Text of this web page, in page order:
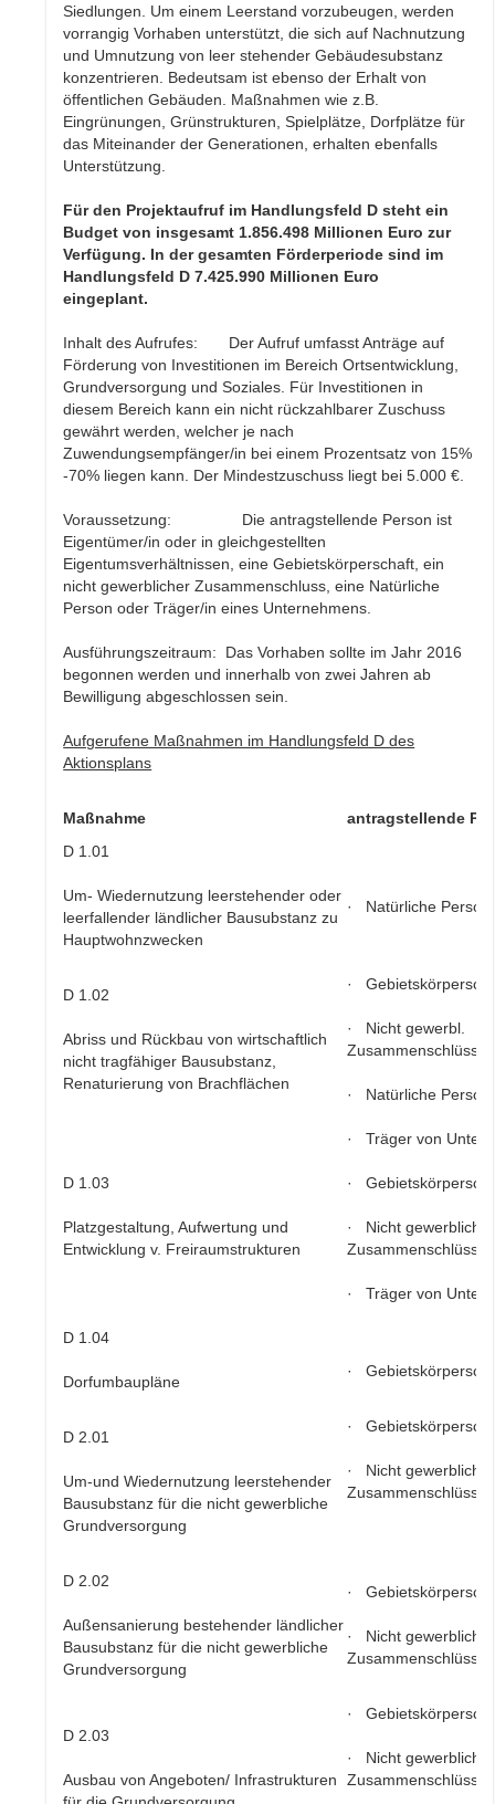
Siedlungen. Um einem Leerstand vorzubeugen, werden
vorrangig Vorhaben unterstützt, die sich auf Nachnutzung
und Umnutzung von leer stehender Gebäudesubstanz
konzentrieren. Bedeutsam ist ebenso der Erhalt von
öffentlichen Gebäuden. Maßnahmen wie z.B.
Eingrünungen, Grünstrukturen, Spielplätze, Dorfplätze für
das Miteinander der Generationen, erhalten ebenfalls
Unterstützung.
Für den Projektaufruf im Handlungsfeld D steht ein
Budget von insgesamt 1.856.498 Millionen Euro zur
Verfügung. In der gesamten Förderperiode sind im
Handlungsfeld D 7.425.990 Millionen Euro
eingeplant.
Inhalt des Aufrufes: Der Aufruf umfasst Anträge auf
Förderung von Investitionen im Bereich Ortsentwicklung,
Grundversorgung und Soziales. Für Investitionen in
diesem Bereich kann ein nicht rückzahlbarer Zuschuss
gewährt werden, welcher je nach
Zuwendungsempfänger/in bei einem Prozentsatz von 15%
-70% liegen kann. Der Mindestzuschuss liegt bei 5.000 €.
Voraussetzung: Die antragstellende Person ist
Eigentümer/in oder in gleichgestellten
Eigentumsverhältnissen, eine Gebietskörperschaft, ein
nicht gewerblicher Zusammenschluss, eine Natürliche
Person oder Träger/in eines Unternehmens.
Ausführungszeitraum: Das Vorhaben sollte im Jahr 2016
begonnen werden und innerhalb von zwei Jahren ab
Bewilligung abgeschlossen sein.
Aufgerufene Maßnahmen im Handlungsfeld D des
Aktionsplans
Maßnahme
antragstellende
D 1.01
Um- Wiedernutzung leerstehender oder
leerfallender ländlicher Bausubstanz zu
Hauptwohnzwecken
· Natürliche
D 1.02
Abriss und Rückbau von wirtschaftlich
nicht tragfähiger Bausubstanz,
Renaturierung von Brachflächen
·
· Nicht gewerbl.
Zusammenschlüsse
· Natürliche
· Träger von
D 1.03
Platzgestaltung, Aufwertung und
Entwicklung v. Freiraumstrukturen
·
· Nicht gewerbliche
Zusammenschlüsse
· Träger von
D 1.04
Dorfumbaupläne
·
D 2.01
Um-und Wiedernutzung leerstehender
Bausubstanz für die nicht gewerbliche
Grundversorgung
·
· Nicht gewerbliche
Zusammenschlüsse
D 2.02
Außensanierung bestehender ländlicher
Bausubstanz für die nicht gewerbliche
Grundversorgung
·
· Nicht gewerbliche
Zusammenschlüsse
D 2.03
Ausbau von Angeboten/ Infrastrukturen
·
· Nicht gewerbliche
Zusammenschlüsse